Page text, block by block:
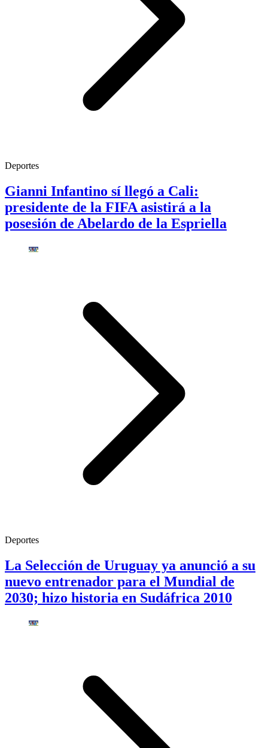
Deportes
Gianni Infantino sí llegó a Cali:
presidente de la FIFA asistirá a la
posesión de Abelardo de la Espriella
Deportes
La Selección de Uruguay ya anunció a su
nuevo entrenador para el Mundial de
2030; hizo historia en Sudáfrica 2010